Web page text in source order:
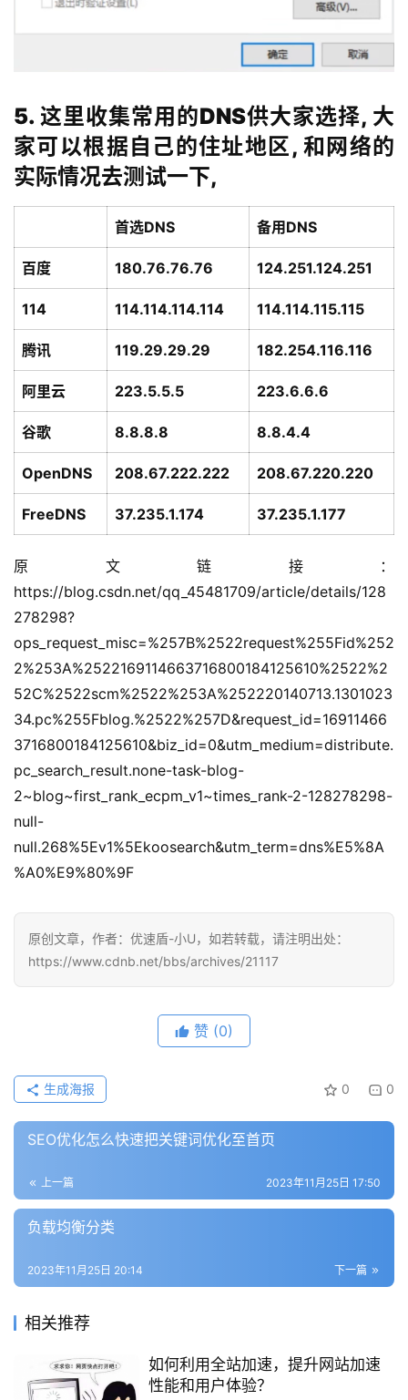
公
告
答
社
区
优
速
盾
动
5. 这里收集常用的DNS供大家选择, 大
家可以根据自己的住址地区, 和网络的
实际情况去测试一下,
首选DNS 备用DNS
百度 180.76.76.76 124.251.124.251
114 114.114.114.114 114.114.115.115
腾讯 119.29.29.29 182.254.116.116
阿里云 223.5.5.5 223.6.6.6
谷歌 8.8.8.8 8.8.4.4
OpenDNS 208.67.222.222 208.67.220.220
FreeDNS 37.235.1.174 37.235.1.177
原文链接：
https://blog.csdn.net/qq_45481709/article/details/128
278298?
ops_request_misc=%257B%2522request%255Fid%252
2%253A%2522169114663716800184125610%2522%2
52C%2522scm%2522%253A%252220140713.1301023
34.pc%255Fblog.%2522%257D&request_id=16911466
3716800184125610&biz_id=0&utm_medium=distribute.
pc_search_result.none-task-blog-
2~blog~first_rank_ecpm_v1~times_rank-2-128278298-
null-
null.268%5Ev1%5Ekoosearch&utm_term=dns%E5%8A
%A0%E9%80%9F
原创文章，作者：优速盾-小U，如若转载，请注明出处：
https://www.cdnb.net/bbs/archives/21117
赞 (0)
0 0
生成海报
SEO优化怎么快速把关键词优化至首页
上一篇 2023年11月25日 17:50
负载均衡分类
下一篇
2023年11月25日 20:14
相关推荐
如何利用全站加速，提升网站加速
性能和用户体验？